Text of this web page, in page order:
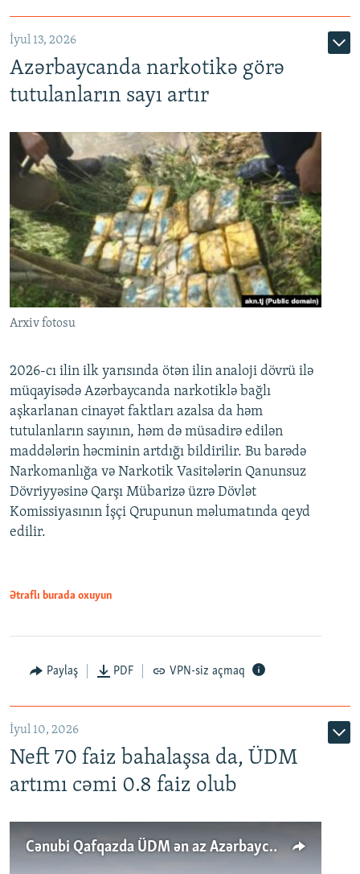
İyul 13, 2026
Azərbaycanda narkotikə görə
tutulanların sayı artır
Arxiv fotosu
2026-cı ilin ilk yarısında ötən ilin analoji dövrü ilə
müqayisədə Azərbaycanda narkotiklə bağlı
aşkarlanan cinayət faktları azalsa da həm
tutulanların sayının, həm də müsadirə edilən
maddələrin həcminin artdığı bildirilir. Bu barədə
Narkomanlığa və Narkotik Vasitələrin Qanunsuz
Dövriyyəsinə Qarşı Mübarizə üzrə Dövlət
Komissiyasının İşçi Qrupunun məlumatında qeyd
edilir.
Ətraflı burada oxuyun
Paylaş PDF VPN-siz açmaq
İyul 10, 2026
Neft 70 faiz bahalaşsa da, ÜDM
artımı cəmi 0.8 faiz olub
Cənubi Qafqazda ÜDM ən az Azərbaycanda artır: Qonşuları niyə Bakını qabaqlaya bilir?